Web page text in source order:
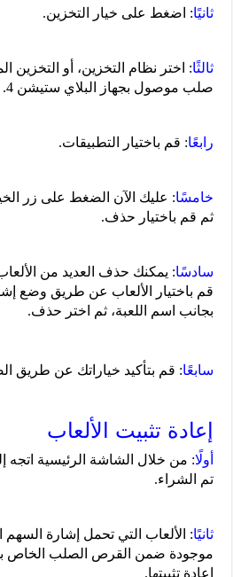
ثانيًا: اضغط على خيار التخزين.
ثالثًا: اختر نظام التخزين، أو
صلب موصول بجهاز البلاي ستيشن 4.
رابعًا: قم باختيار التطبيقات.
خامسًا: عليك الآن الضغط على زر
ثم قم باختيار حذف.
سادسًا: يمكنك حذف العديد من
قم باختيار الألعاب عن طريق وضع
بجانب اسم اللعبة، ثم اختر حذف.
سابعًا: قم بتأكيد خياراتك عن طريق
إعادة تثبيت الألعاب
أولًا: من خلال الشاشة الرئيسية اتجه
تم الشراء.
ثانيًا: الألعاب التي تحمل إشارة
موجودة ضمن القرص الصلب الخاص
إعادة تثبيتها.